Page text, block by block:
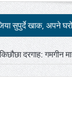
घरों को लौटने लगे
दरगाह: गमगीन